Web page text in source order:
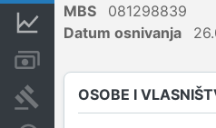
Sudske objave
MBS
081298839
Datum osnivanja
OSOBE I